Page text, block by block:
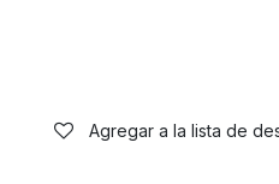
Agregar a la lista de